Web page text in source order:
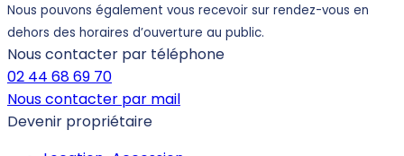
Nous pouvons également vous recevoir sur rendez-vous en
dehors des horaires d’ouverture au public.
Nous contacter par téléphone
02 44 68 69 70
Nous contacter par mail
Devenir propriétaire